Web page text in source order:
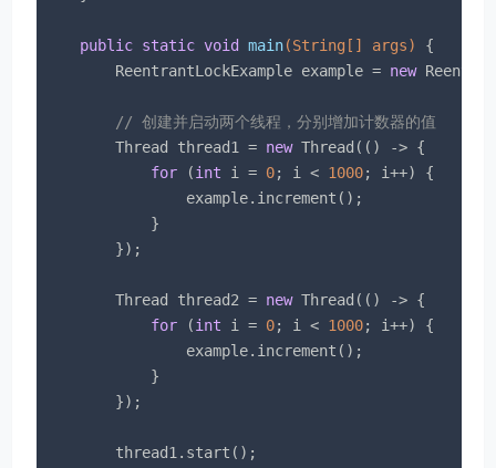
public static void main(String[] args)
{
        ReentrantLockExample example =
new
// 创建并启动两个线程，分别增加计数器的值
        Thread thread1 =
new Thread(() -> {
for (int i = 0; i < 1000; i++) {
                example.increment();
            }
        });
        Thread thread2 =
new Thread(() -> {
for (int i = 0; i < 1000; i++) {
                example.increment();
            }
        });
        thread1.start();